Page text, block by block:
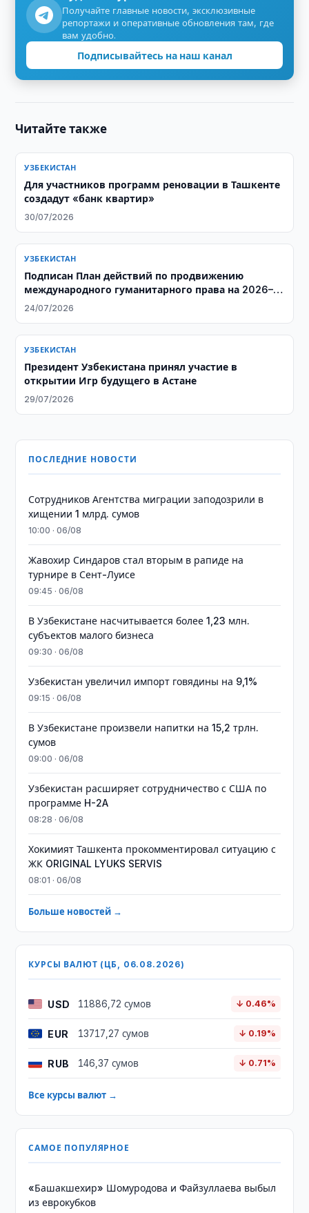
Получайте главные новости, эксклюзивные
репортажи и оперативные обновления там, где
вам удобно.
Подписывайтесь на наш канал
Читайте также
УЗБЕКИСТАН
Для участников программ реновации в Ташкенте
создадут «банк квартир»
30/07/2026
УЗБЕКИСТАН
Подписан План действий по продвижению
международного гуманитарного права на 2026–
2027 годы
24/07/2026
УЗБЕКИСТАН
Президент Узбекистана принял участие в
открытии Игр будущего в Астане
29/07/2026
ПОСЛЕДНИЕ НОВОСТИ
Сотрудников Агентства миграции заподозрили в
хищении 1 млрд. сумов
10:00 · 06/08
Жавохир Синдаров стал вторым в рапиде на
турнире в Сент-Луисе
09:45 · 06/08
В Узбекистане насчитывается более 1,23 млн.
субъектов малого бизнеса
09:30 · 06/08
Узбекистан увеличил импорт говядины на 9,1%
09:15 · 06/08
В Узбекистане произвели напитки на 15,2 трлн.
сумов
09:00 · 06/08
Узбекистан расширяет сотрудничество с США по
программе H-2A
08:28 · 06/08
Хокимият Ташкента прокомментировал ситуацию с
ЖК ORIGINAL LYUKS SERVIS
08:01 · 06/08
Больше новостей →
КУРСЫ ВАЛЮТ (ЦБ, 06.08.2026)
USD 11886,72 сумов ↓ 0.46%
EUR 13717,27 сумов ↓ 0.19%
RUB 146,37 сумов ↓ 0.71%
Все курсы валют →
САМОЕ ПОПУЛЯРНОЕ
«Башакшехир» Шомуродова и Файзуллаева выбыл
из еврокубков